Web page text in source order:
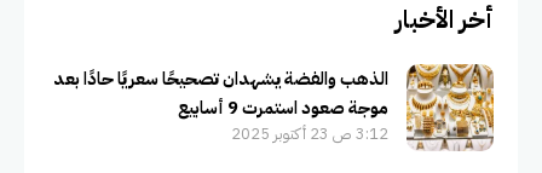
أخر الأخبار
الذهب والفضة يشهدان تصحيحًا سعريًا حادًا بعد
موجة صعود استمرت 9 أسابيع
3:12 ص 23 أكتوبر 2025